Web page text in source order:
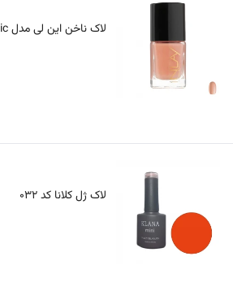
لاک ناخن این لی مدل Chic شماره 024
لاک ژل کلانا کد 032